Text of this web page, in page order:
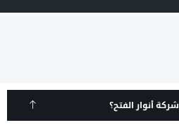
أنوار الفتح؟